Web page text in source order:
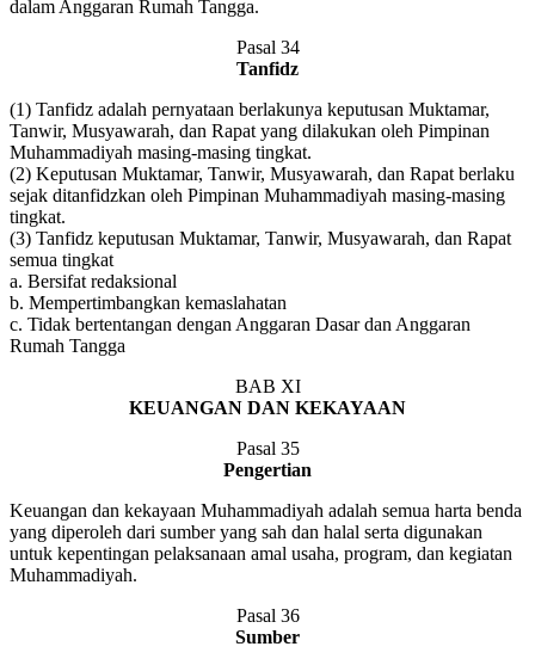
dalam Anggaran Rumah Tangga.
Pasal 34
Tanfidz
(1) Tanfidz adalah pernyataan berlakunya keputusan Muktamar,
Tanwir, Musyawarah, dan Rapat yang dilakukan oleh Pimpinan
Muhammadiyah masing-masing tingkat.
(2) Keputusan Muktamar, Tanwir, Musyawarah, dan Rapat berlaku
sejak ditanfidzkan oleh Pimpinan Muhammadiyah masing-masing
tingkat.
(3) Tanfidz keputusan Muktamar, Tanwir, Musyawarah, dan Rapat
semua tingkat
a. Bersifat redaksional
b. Mempertimbangkan kemaslahatan
c. Tidak bertentangan dengan Anggaran Dasar dan Anggaran
Rumah Tangga
BAB XI
KEUANGAN DAN KEKAYAAN
Pasal 35
Pengertian
Keuangan dan kekayaan Muhammadiyah adalah semua harta benda
yang diperoleh dari sumber yang sah dan halal serta digunakan
untuk kepentingan pelaksanaan amal usaha, program, dan kegiatan
Muhammadiyah.
Pasal 36
Sumber